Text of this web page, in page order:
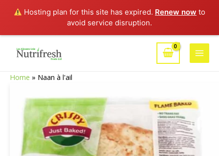
Hosting plan for this site has expired. Renew now to
avoid service disruption.
Main
Home » Naan à l'ail